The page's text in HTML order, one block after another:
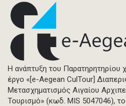
Η ανάπτυξη του Παρατηρητηρίου
έργο «[e-Aegean CulTour]
Μετασχηματισμός Αιγαίου
Τουρισμό» (κωδ. MIS 5047046),